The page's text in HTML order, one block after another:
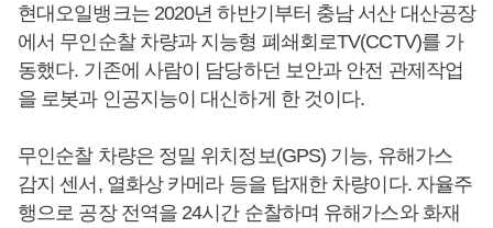
현대오일뱅크는 2020년 하반기부터 충남 서산 대산공장
에서 무인순찰 차량과 지능형 폐쇄회로TV(CCTV)를 가
동했다. 기존에 사람이 담당하던 보안과 안전 관제작업
을 로봇과 인공지능이 대신하게 한 것이다.
무인순찰 차량은 정밀 위치정보(GPS) 기능, 유해가스
감지 센서, 열화상 카메라 등을 탑재한 차량이다. 자율주
행으로 공장 전역을 24시간 순찰하며 유해가스와 화재